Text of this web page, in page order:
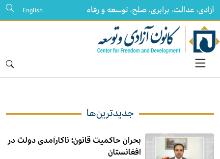
English آزادی، عدالت، برابری، صلح، توسعه و رفاه
جدیدترین‌ها
بحران حاکمیت قانون؛ ناکارآمدی دولت در
افغانستان